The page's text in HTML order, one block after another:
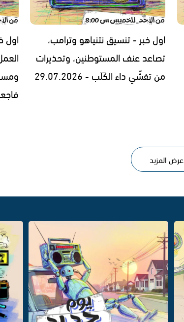
اول خبر - تنسيق نتنياهو وترامب،
تصاعد عنف المستوطنين، وتحذيرات
من تفشّي داء الكَلَب - 29.07.2026
اول
عرض المزيد